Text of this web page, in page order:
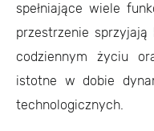
spełniające wiele
przestrzenie
codziennym życiu
istotne w dobie
technologicznych.